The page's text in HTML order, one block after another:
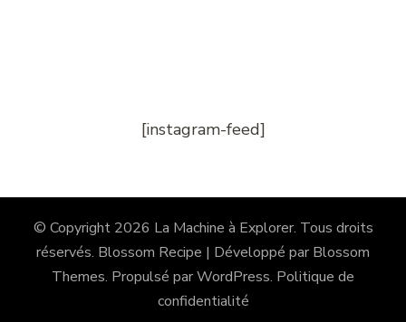
[instagram-feed]
© Copyright 2026 La Machine à Explorer. Tous droits
réservés. Blossom Recipe | Développé par Blossom
Themes. Propulsé parWordPress. Politique de
confidentialité